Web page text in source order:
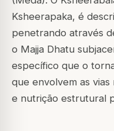
Ksheerapaka, é
penetrando através
o Majja Dhatu
específico que o
que envolvem as
e nutrição estrutural